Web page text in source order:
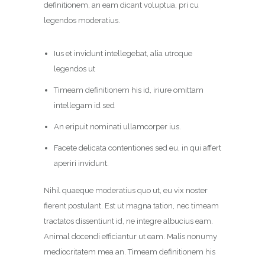
definitionem, an eam dicant voluptua, pri cu
legendos moderatius.
Ius et invidunt intellegebat, alia utroque
legendos ut
Timeam definitionem his id, iriure omittam
intellegam id sed
An eripuit nominati ullamcorper ius.
Facete delicata contentiones sed eu, in qui affert
aperiri invidunt.
Nihil quaeque moderatius quo ut, eu vix noster
fierent postulant. Est ut magna tation, nec timeam
tractatos dissentiunt id, ne integre albucius eam.
Animal docendi efficiantur ut eam. Malis nonumy
mediocritatem mea an. Timeam definitionem his